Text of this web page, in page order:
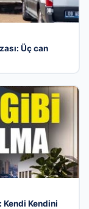
Üç can
Kendi Kendini